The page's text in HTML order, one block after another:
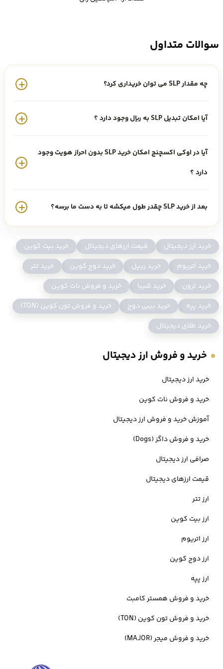
خرید SLP
در صورتی که قصد سرمایه گذاری در ارز SLP را دارید؛ بهترین صرافی برای
معامله وخرید ارز SLP
از اوکی اکسچنج مزیت های بسیاری دارد. پشتیبانی
تنها بخشی از این مزایاست.
برایخرید ارز دیجیتال SLP از صرافی اوکی اکسچنج
، باید مراحل زیر را طی
کنید:
ثبت نام و احراز هویت در صرافی اوکی اکسچنج
شارژ ریالی حساب کاربری
مراجعه به بخش تبادل سریع
جستجو نام ارز SLP
وارد کردن مقدار مورد نظر برای سرمایه گذاری
نگهداری ارز Slp در کیف پول صرافی یا انتقال به ولت خارجی
قیمت SLP
ارز slp هم اکنون در رتبه 619 از نظر ارزش بازار و مارکت کپ قرار دارد. در نظر
0.4191 دلار خرید و فروش شده است.
Smooth Love Potion (SLP) چیست؟
چنانچه قصد خرید
شوید، پیش از هر چیز باید بدانید که این توکن با بازی در
دیجیتال جایگزین به عنوان امتیاز بازی اکسی اینفینیتی است.
آن برای پرورش حیوانات خانگی دیجیتالی که با نام Axies شناخته می شوند
سوالات متداول
چه مقدار SLP می توان خریداری کرد؟
آیا امکان تبدیل SLP به ریال وجود دارد ؟
آیا در اوکی اکسچنج امکان خرید SLP بدون احراز هویت وجود
دارد ؟
بعد از خرید SLP چقدر طول میکشه تا به دست ما برسه؟
خرید ارز دیجیتال قیمت ارزهای دیجیتال
خرید بیت کوین
خرید اتریوم
خرید ریپل خرید دوج کوین
خرید تتر
خرید ترون
خرید شیبا
خرید و فروش نات کوین
خرید پپه
خرید بیبی دوج
خرید و فروش تون کوین (TON)
خرید طلای دیجیتال
خرید و فروش ارز دیجیتال
خرید ارز دیجیتال
خرید و فروش نات کوین
آموزش خرید و فروش ارز دیجیتال
خرید و فروش داگز (Dogs)
صرافی ارز دیجیتال
قیمت ارزهای دیجیتال
ارز تتر
ارز بیت کوین
ارز اتریوم
ارز دوج کوین
ارز پپه
خرید و فروش همستر کامبت
خرید و فروش تون کوین (TON)
خرید و فروش میجر (MAJOR)